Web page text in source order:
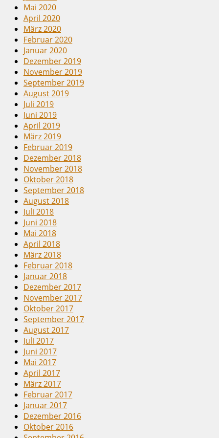
Mai 2020
April 2020
März 2020
Februar 2020
Januar 2020
Dezember 2019
November 2019
September 2019
August 2019
Juli 2019
Juni 2019
April 2019
März 2019
Februar 2019
Dezember 2018
November 2018
Oktober 2018
September 2018
August 2018
Juli 2018
Juni 2018
Mai 2018
April 2018
März 2018
Februar 2018
Januar 2018
Dezember 2017
November 2017
Oktober 2017
September 2017
August 2017
Juli 2017
Juni 2017
Mai 2017
April 2017
März 2017
Februar 2017
Januar 2017
Dezember 2016
Oktober 2016